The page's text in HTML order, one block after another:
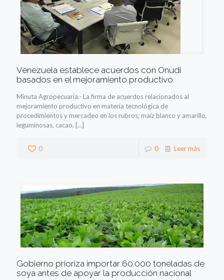
Venezuela establece acuerdos con Onudi
basados en el mejoramiento productivo
Minuta Agropecuaria.- La firma de acuerdos relacionados al
mejoramiento productivo en materia tecnológica de
procedimientos y mercadeo en los rubros; maíz blanco y amarillo,
leguminosas, cacao, […]
0 0 Leer más
Gobierno prioriza importar 60.000 toneladas de
soya antes de apoyar la producción nacional